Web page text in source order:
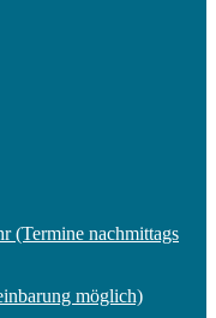
(Termine nachmittags
möglich)